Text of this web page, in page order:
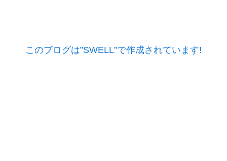
このブログは”SWELL”で作成されています!